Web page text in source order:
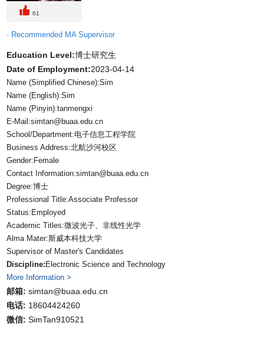
61
· Recommended MA Supervisor
Education Level:博士研究生
Date of Employment:2023-04-14
Name (Simplified Chinese):Sim
Name (English):Sim
Name (Pinyin):tanmengxi
E-Mail:simtan@buaa.edu.cn
School/Department:电子信息工程学院
Business Address:北航沙河校区
Gender:Female
Contact Information:simtan@buaa.edu.cn
Degree:博士
Professional Title:Associate Professor
Status:Employed
Academic Titles:微波光子、非线性光学
Alma Mater:斯威本科技大学
Supervisor of Master's Candidates
Discipline: Electronic Science and Technology
More Information >
邮箱: simtan@buaa.edu.cn
电话: 18604424260
微信: SimTan910521